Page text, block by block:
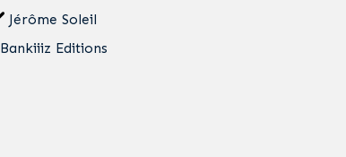
Jérôme Soleil
Bankiiiz Editions